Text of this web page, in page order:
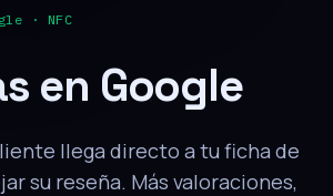
· NFC
en Google
llega directo a tu ficha de
su reseña. Más valoraciones,